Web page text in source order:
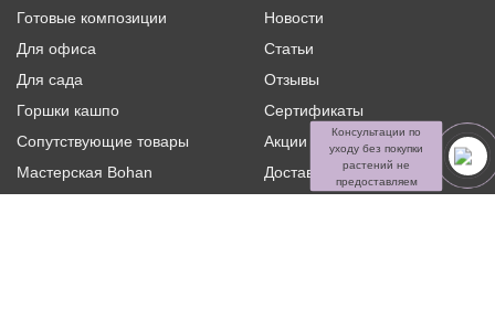
Готовые композиции
Для офиса
Для сада
Горшки кашпо
Сопутствующие товары
Мастерская Bohan
Новости
Статьи
Отзывы
Сертификаты
Акции и скидки
Доставка и оплата
Консультации по
уходу без покупки
растений не
предоставляем